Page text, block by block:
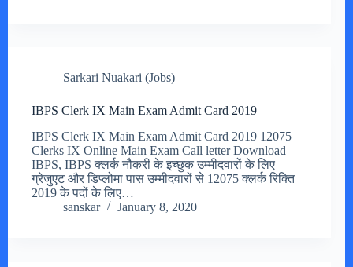
Sarkari Nuakari (Jobs)
IBPS Clerk IX Main Exam Admit Card 2019
IBPS Clerk IX Main Exam Admit Card 2019 12075
Clerks IX Online Main Exam Call letter Download
IBPS, IBPS क्लर्क नौकरी के इच्छुक उम्मीदवारों के लिए
ग्रेजुएट और डिप्लोमा पास उम्मीदवारों से 12075 क्लर्क रिक्ति
2019 के पदों के लिए…
sanskar
January 8, 2020